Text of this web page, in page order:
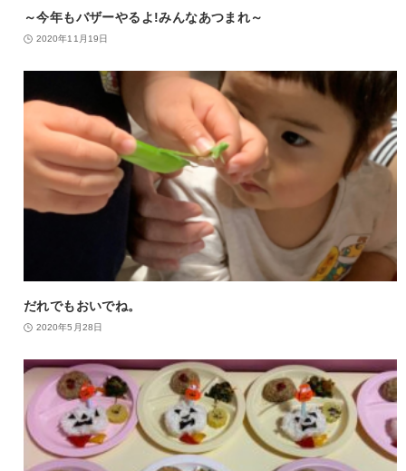
～今年もバザーやるよ!みんなあつまれ～
2020年11月19日
だれでもおいでね。
2020年5月28日